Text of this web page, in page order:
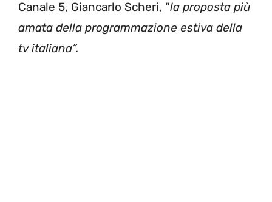
Canale 5, Giancarlo Scheri, “la proposta più
amata della programmazione estiva della
tv italiana”.